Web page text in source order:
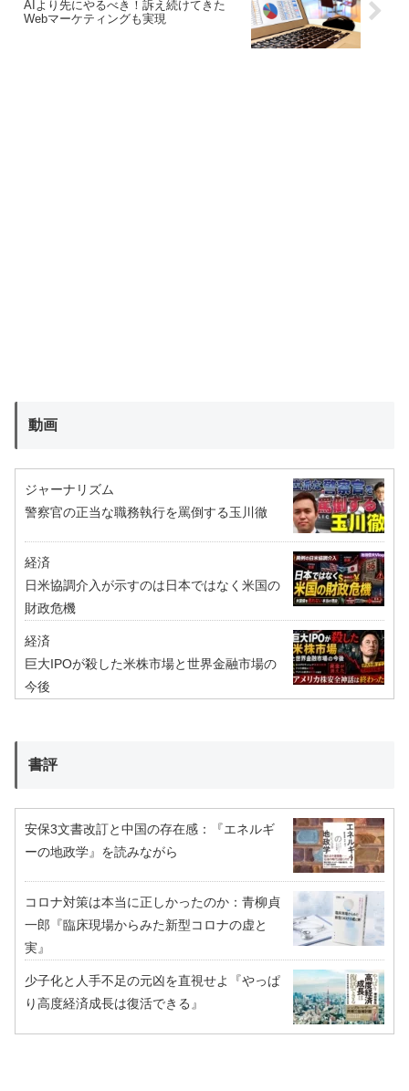
AIより先にやるべき！訴え続けてきた
Webマーケティングも実現
動画
ジャーナリズム
警察官の正当な職務執行を罵倒する玉川徹
経済
日米協調介入が示すのは日本ではなく米国の
財政危機
経済
巨大IPOが殺した米株市場と世界金融市場の
今後
書評
安保3文書改訂と中国の存在感：『エネルギ
ーの地政学』を読みながら
コロナ対策は本当に正しかったのか：青柳貞
一郎『臨床現場からみた新型コロナの虚と
実』
少子化と人手不足の元凶を直視せよ『やっぱ
り高度経済成長は復活できる』